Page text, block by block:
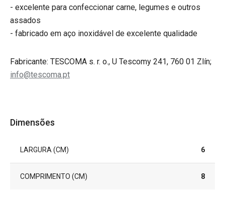
- excelente para confeccionar carne, legumes e outros
assados
- fabricado em aço inoxidável de excelente qualidade
Fabricante: TESCOMA s. r. o., U Tescomy 241, 760 01 Zlín;
info@tescoma.pt
Dimensões
LARGURA (CM) 6
COMPRIMENTO (CM) 8